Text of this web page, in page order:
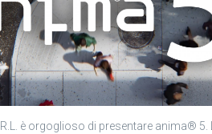
è orgoglioso di presentare anima® 5.